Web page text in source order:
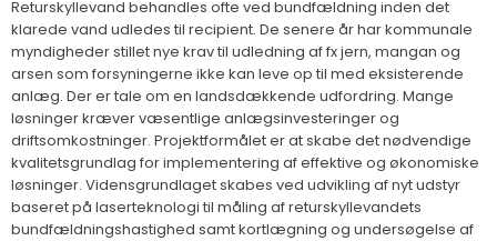
Returskyllevand behandles ofte ved bundfældning inden det
klarede vand udledes til recipient. De senere år har kommunale
myndigheder stillet nye krav til udledning af fx jern, mangan og
arsen som forsyningerne ikke kan leve op til med eksisterende
anlæg. Der er tale om en landsdækkende udfordring. Mange
løsninger kræver væsentlige anlægsinvesteringer og
driftsomkostninger. Projektformålet er at skabe det nødvendige
kvalitetsgrundlag for implementering af effektive og økonomiske
løsninger. Vidensgrundlaget skabes ved udvikling af nyt udstyr
baseret på laserteknologi til måling af returskyllevandets
bundfældningshastighed samt kortlægning og undersøgelse af